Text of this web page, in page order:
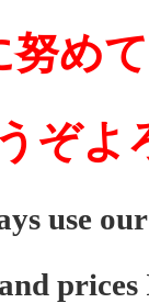
努め
ぞよ
use